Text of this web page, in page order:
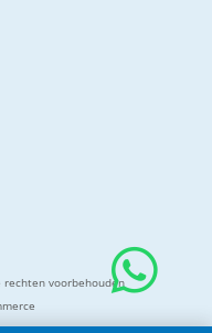
rechten voorbehouden